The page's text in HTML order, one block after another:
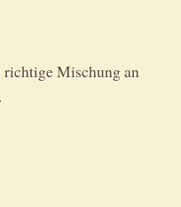
richtige Mischung an